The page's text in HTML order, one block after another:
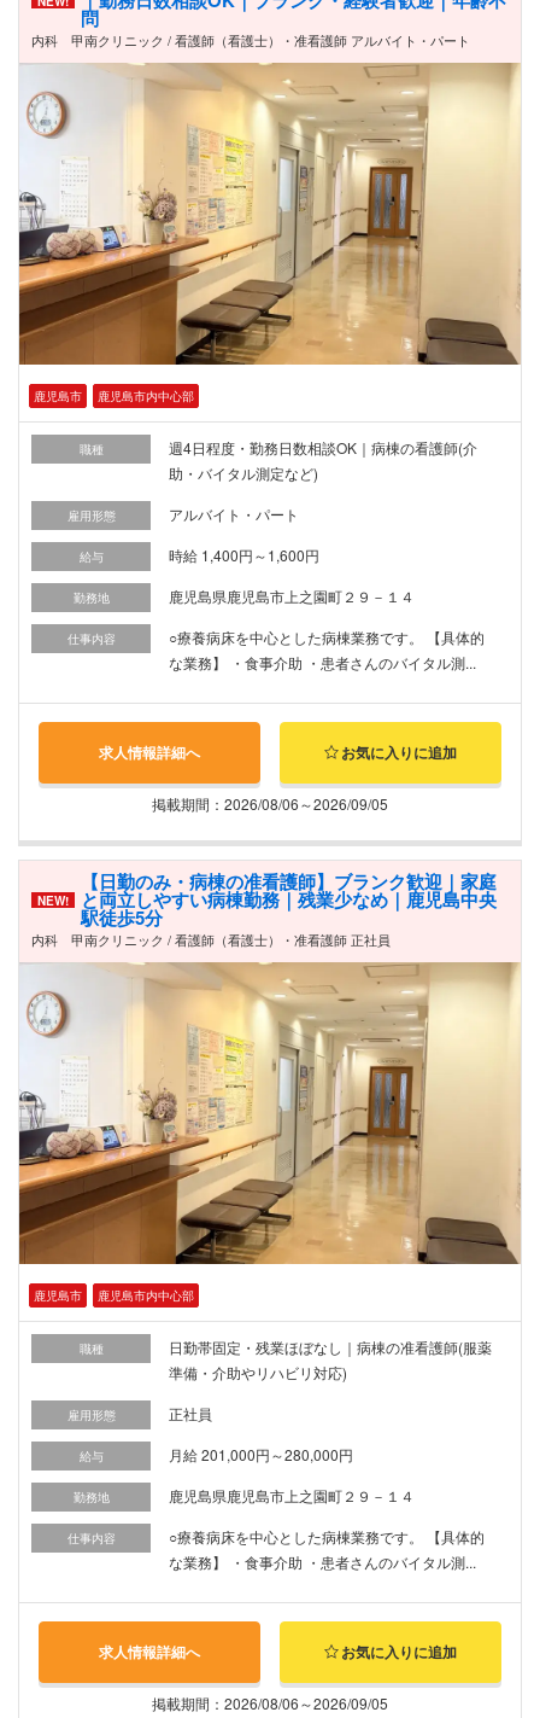
問
内科 甲南クリニック / 看護師（看護士）・准看護師 アルバイト・パート
鹿児島市 鹿児島市内中心部
職種
週4日程度・勤務日数相談OK｜病棟の看護師(介
助・バイタル測定など)
雇用形態 アルバイト・パート
給与 時給 1,400円～1,600円
勤務地 鹿児島県鹿児島市上之園町２９－１４
仕事内容
○療養病床を中心とした病棟業務です。 【具体的
な業務】 ・食事介助 ・患者さんのバイタル測...
求人情報詳細へ お気に入りに追加
掲載期間：2026/08/06～2026/09/05
NEW!
【日勤のみ・病棟の准看護師】ブランク歓迎｜家庭
と両立しやすい病棟勤務｜残業少なめ｜鹿児島中央
駅徒歩5分
内科 甲南クリニック / 看護師（看護士）・准看護師 正社員
鹿児島市 鹿児島市内中心部
職種
日勤帯固定・残業ほぼなし｜病棟の准看護師(服薬
準備・介助やリハビリ対応)
雇用形態 正社員
給与 月給 201,000円～280,000円
勤務地 鹿児島県鹿児島市上之園町２９－１４
仕事内容
○療養病床を中心とした病棟業務です。 【具体的
な業務】 ・食事介助 ・患者さんのバイタル測...
求人情報詳細へ お気に入りに追加
掲載期間：2026/08/06～2026/09/05